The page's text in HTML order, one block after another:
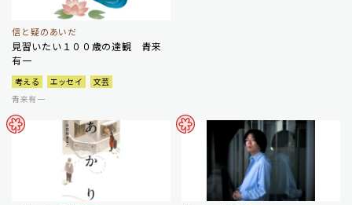
信と疑のあいだ
見習いたい１００歳の達観 青来
有一
考える エッセイ
文芸
青来有一